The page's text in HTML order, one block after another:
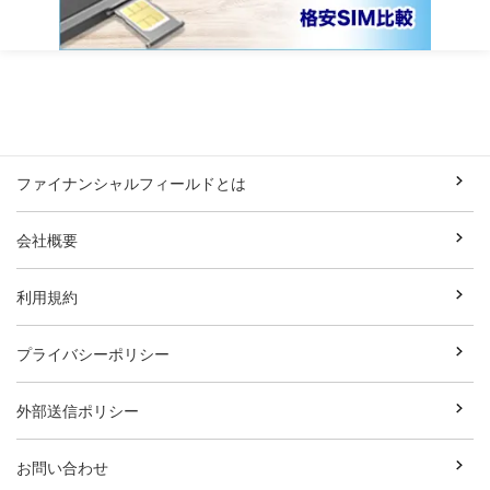
ファイナンシャルフィールドとは
会社概要
利用規約
プライバシーポリシー
外部送信ポリシー
お問い合わせ